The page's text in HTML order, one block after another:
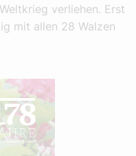
verliehen. Erst
mit allen 28 Walzen